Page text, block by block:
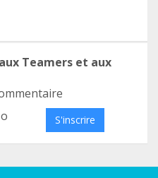
Teamers et aux
o S'inscrire